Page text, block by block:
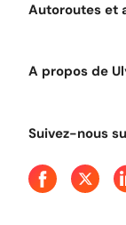
Autoroutes et
A propos de
Presse
Suivez-nous